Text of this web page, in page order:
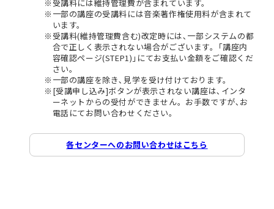
受講料には維持管理費が含まれています。
一部の講座の受講料には音楽著作権使用料が含まれて
います。
受講料(維持管理費含む)改定時には､一部システムの都
合で正しく表示されない場合がございます。｢講座内
容確認ページ(STEP1)｣にてお支払い金額をご確認くだ
さい。
一部の講座を除き､見学を受け付けております。
[受講申し込み]ボタンが表示されない講座は､インタ
ーネットからの受付ができません。お手数ですが､お
電話にてお問い合わせください。
各センターへのお問い合わせはこちら